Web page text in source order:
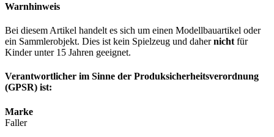
Warnhinweis
Bei diesem Artikel handelt es sich um einen Modellbauartikel oder
ein Sammlerobjekt. Dies ist kein Spielzeug und dahernicht für
Kinder unter 15 Jahren geeignet.
Verantwortlicher im Sinne der Produksicherheitsverordnung
(GPSR) ist:
Marke
Faller